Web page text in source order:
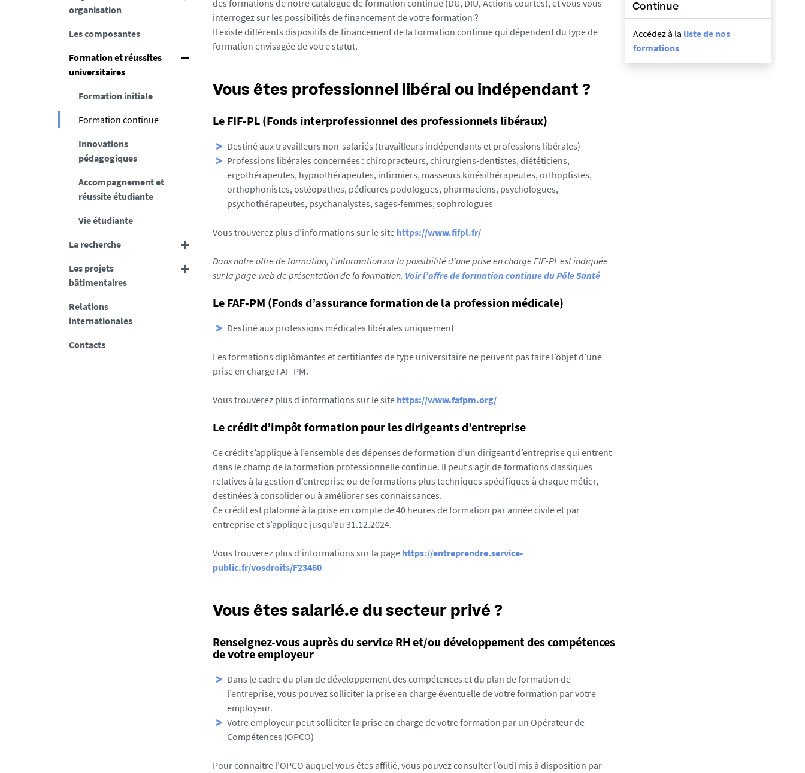
organisation
Les composantes
Formation et réussites
universitaires
Formation initiale
Formation continue
Innovations
pédagogiques
Accompagnement et
réussite étudiante
Vie étudiante
La recherche
Les projets
bâtimentaires
Relations
internationales
Contacts
des formations de notre catalogue de formation continue (DU, DIU, Actions courtes), et vous vous
interrogez sur les possibilités de financement de votre formation ?
Il existe différents dispositifs de financement de la formation continue qui dépendent du type de
formation envisagée de votre statut.
Vous êtes professionnel libéral ou indépendant ?
Le FIF-PL (Fonds interprofessionnel des professionnels libéraux)
Destiné aux travailleurs non-salariés (travailleurs indépendants et professions libérales)
Professions libérales concernées : chiropracteurs, chirurgiens-dentistes, diététiciens,
ergothérapeutes, hypnothérapeutes, infirmiers, masseurs kinésithérapeutes, orthoptistes,
orthophonistes, ostéopathes, pédicures podologues, pharmaciens, psychologues,
psychothérapeutes, psychanalystes, sages-femmes, sophrologues
Vous trouverez plus d’informations sur le site https://www.fifpl.fr/
Dans notre offre de formation, l’information sur la possibilité d’une prise en charge FIF-PL est indiquée
sur la page web de présentation de la formation. Voir l’offre de formation continue du Pôle Santé
Le FAF-PM (Fonds d’assurance formation de la profession médicale)
Destiné aux professions médicales libérales uniquement
Les formations diplômantes et certifiantes de type universitaire ne peuvent pas faire l’objet d’une
prise en charge FAF-PM.
Vous trouverez plus d’informations sur le site https://www.fafpm.org/
Le crédit d’impôt formation pour les dirigeants d’entreprise
Ce crédit s’applique à l’ensemble des dépenses de formation d’un dirigeant d’entreprise qui entrent
dans le champ de la formation professionnelle continue. Il peut s’agir de formations classiques
relatives à la gestion d’entreprise ou de formations plus techniques spécifiques à chaque métier,
destinées à consolider ou à améliorer ses connaissances.
Ce crédit est plafonné à la prise en compte de 40 heures de formation par année civile et par
entreprise et s’applique jusqu’au 31.12.2024.
Vous trouverez plus d’informations sur la page https://entreprendre.service-
public.fr/vosdroits/F23460
Vous êtes salarié.e du secteur privé ?
Renseignez-vous auprès du service RH et/ou développement des compétences
de votre employeur
Dans le cadre du plan de développement des compétences et du plan de formation de
l’entreprise, vous pouvez solliciter la prise en charge éventuelle de votre formation par votre
employeur.
Votre employeur peut solliciter la prise en charge de votre formation par un Opérateur de
Compétences (OPCO)
Pour connaitre l’OPCO auquel vous êtes affilié, vous pouvez consulter l’outil mis à disposition par
Continue
Accédez à la liste de nos
formations